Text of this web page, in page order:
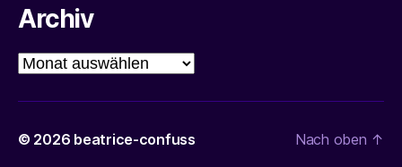
Archiv
Archiv
© 2026 beatrice-confuss Nach oben ↑